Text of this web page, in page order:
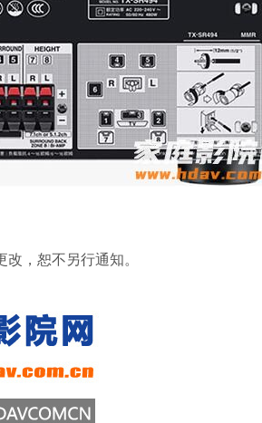
，恕不另行通知。